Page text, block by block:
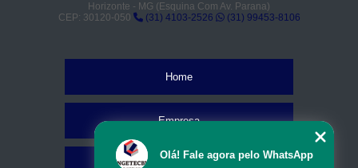
Horizonte - MG (Esquina Com Av. Parana)
CEP: 30120-050
(31) 4103-2526 (31) 99453-8106
Home
Empresa
Olá! Fale agora pelo WhatsApp